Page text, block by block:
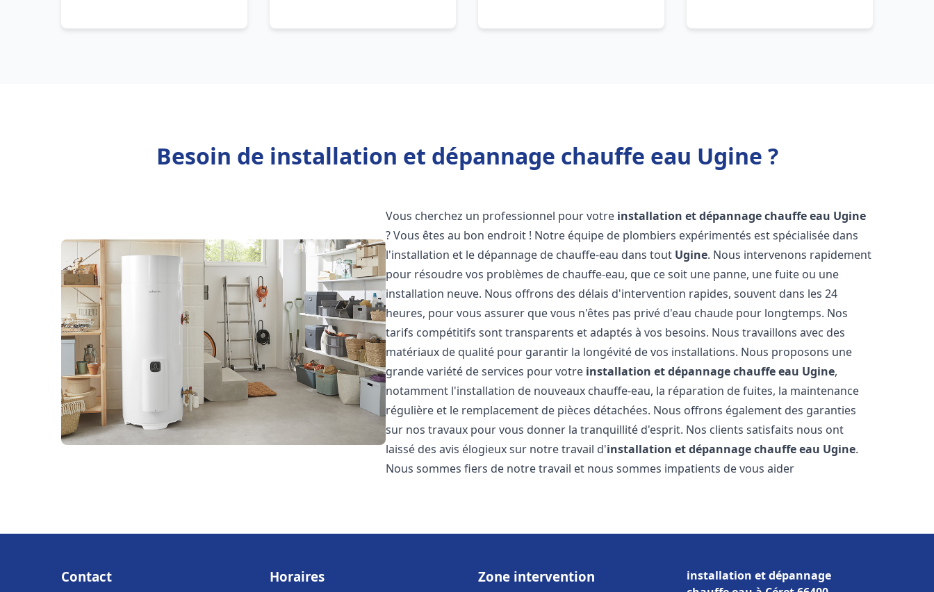
Besoin de installation et dépannage chauffe eau Ugine ?
Vous cherchez un professionnel pour votre installation et dépannage chauffe eau Ugine
? Vous êtes au bon endroit ! Notre équipe de plombiers expérimentés est spécialisée dans
l'installation et le dépannage de chauffe-eau dans tout Ugine. Nous intervenons rapidement
pour résoudre vos problèmes de chauffe-eau, que ce soit une panne, une fuite ou une
installation neuve. Nous offrons des délais d'intervention rapides, souvent dans les 24
heures, pour vous assurer que vous n'êtes pas privé d'eau chaude pour longtemps. Nos
tarifs compétitifs sont transparents et adaptés à vos besoins. Nous travaillons avec des
matériaux de qualité pour garantir la longévité de vos installations. Nous proposons une
grande variété de services pour votre installation et dépannage chauffe eau Ugine,
notamment l'installation de nouveaux chauffe-eau, la réparation de fuites, la maintenance
régulière et le remplacement de pièces détachées. Nous offrons également des garanties
sur nos travaux pour vous donner la tranquillité d'esprit. Nos clients satisfaits nous ont
laissé des avis élogieux sur notre travail d'installation et dépannage chauffe eau Ugine.
Nous sommes fiers de notre travail et nous sommes impatients de vous aider
Contact Horaires Zone intervention
installation et dépannage